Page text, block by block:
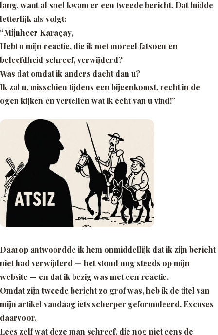
lang, want al snel kwam er een tweede bericht. Dat luidde
letterlijk als volgt:
“Mijnheer Karaçay,
Hebt u mijn reactie, die ik met moreel fatsoen en
beleefdheid schreef, verwijderd?
Was dat omdat ik anders dacht dan u?
Ik zal u, misschien tijdens een bijeenkomst, recht in de
ogen kijken en vertellen wat ik echt van u vind!”
Daarop antwoordde ik hem onmiddellijk dat ik zijn bericht
niet had verwijderd — het stond nog steeds op mijn
website — en dat ik bezig was met een reactie.
Omdat zijn tweede bericht zo grof was, heb ik de titel van
mijn artikel vandaag iets scherper geformuleerd. Excuses
daarvoor.
Lees zelf wat deze man schreef, die nog niet eens de